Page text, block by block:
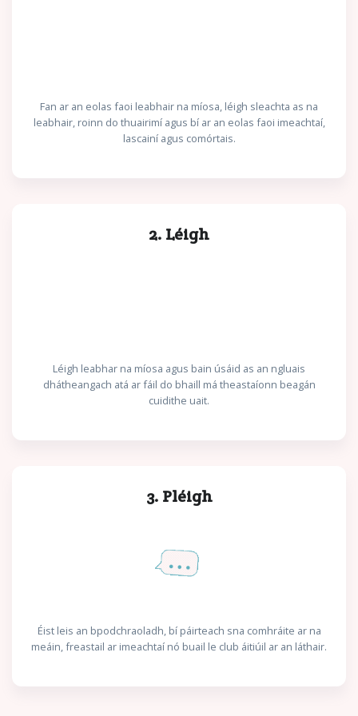
Fan ar an eolas faoi leabhair na míosa, léigh sleachta as na
leabhair, roinn do thuairimí agus bí ar an eolas faoi imeachtaí,
lascainí agus comórtais.
2. Léigh
Léigh leabhar na míosa agus bain úsáid as an ngluais
dhátheangach atá ar fáil do bhaill má theastaíonn beagán
cuidithe uait.
3. Pléigh
Éist leis an bpodchraoladh, bí páirteach sna comhráite ar na
meáin, freastail ar imeachtaí nó buail le club áitiúil ar an láthair.